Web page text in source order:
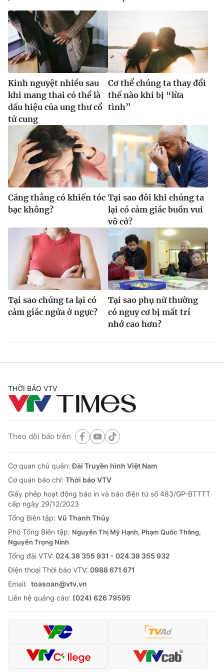
Kinh nguyệt nhiều sau
khi mang thai có thể là
dấu hiệu của ung thư cổ
tử cung
Cơ thể chúng ta thay đổi
thế nào khi bị “lừa
tình”
Căng thẳng có khiến tóc
bạc không?
Tại sao đôi khi chúng ta
lại có cảm giác buồn vui
vô cớ?
Tại sao chúng ta lại có
cảm giác ngứa ở ngực?
Tại sao phụ nữ thường
có nguy cơ bị mất trí
nhớ cao hơn?
THỜI BÁO VTV
Theo dõi báo trên
Cơ quan chủ quản:Đài Truyền hình Việt Nam
Cơ quan báo chí: Thời báo VTV
Giấy phép hoạt động báo in và báo điện tử số 483/GP-BTTTT
cấp ngày 29/12/2023
Tổng Biên tập: Vũ Thanh Thủy
Phó Tổng Biên tập: Nguyễn Thị Mỹ Hạnh, Phạm Quốc Thắng,
Nguyễn Trọng Ninh
Tổng đài VTV: 024.38 355 931 - 024.38 355 932
Ðiện thoại Thời báo VTV: 0988 671 671
Email: toasoan@vtv.vn
Liên hệ quảng cáo: (024) 626 79595